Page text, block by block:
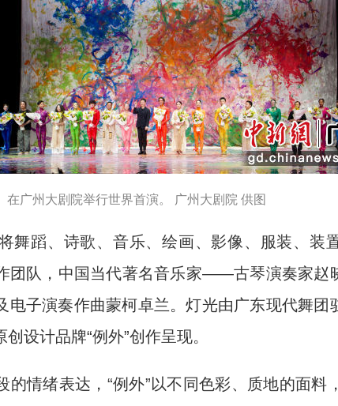
在广州大剧院举行世界首演。 广州大剧院 供图
蹈、诗歌、音乐、绘画、影像、服装、装
团队，中国当代著名音乐家——古琴演奏家赵
电子演奏作曲蒙柯卓兰。灯光由广东现代舞团
设计品牌“例外”创作呈现。
情绪表达，“例外”以不同色彩、质地的面料